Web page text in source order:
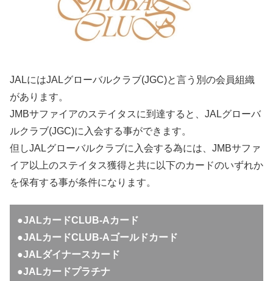
JALにはJALグローバルクラブ(JGC)と言う別の会員組織
があります。
JMBサファイアのステイタスに到達すると、JALグローバ
ルクラブ(JGC)に入会する事ができます。
但しJALグローバルクラブに入会する為には、JMBサファ
イア以上のステイタス獲得と共に以下のカードのいずれか
を保有する事が条件になります。
●JALカードCLUB-Aカード
●JALカードCLUB-Aゴールドカード
●JALダイナースカード
●JALカードプラチナ